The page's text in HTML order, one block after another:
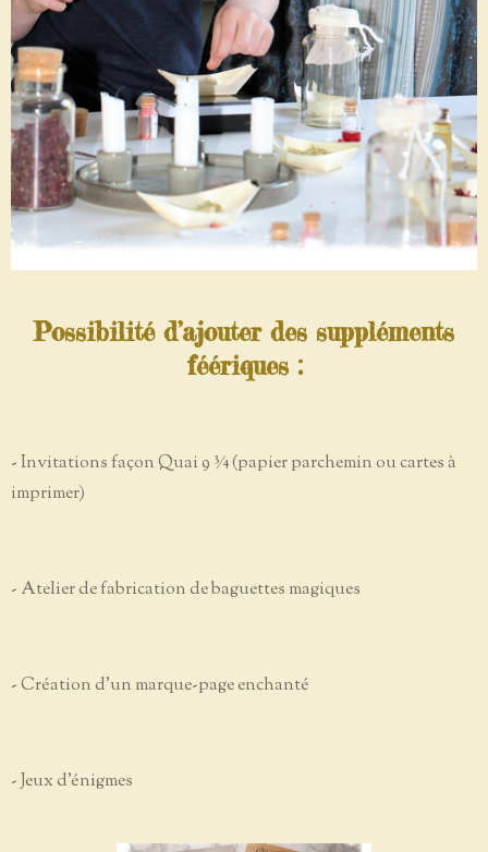
Possibilité d’ajouter des suppléments
féériques :
- Invitations façon Quai 9 ¾ (papier parchemin ou cartes à
imprimer)
- Atelier de fabrication de baguettes magiques
- Création d’un marque-page enchanté
- Jeux d'énigmes